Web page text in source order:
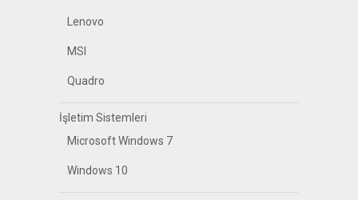
Lenovo
MSI
Quadro
İşletim Sistemleri
Microsoft Windows 7
Windows 10